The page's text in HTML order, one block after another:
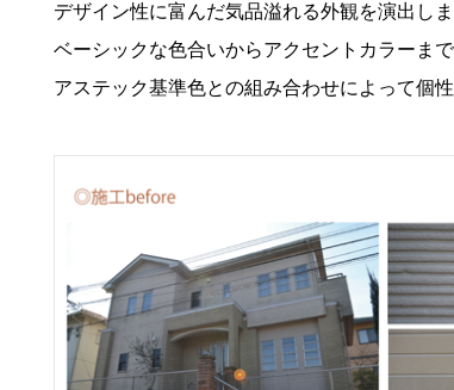
デザイン性に富んだ気品溢れる外観を演出しま
ベーシックな色合いからアクセントカラーま
アステック基準色との組み合わせによって個